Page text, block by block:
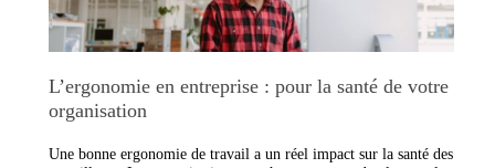
L’ergonomie en entreprise : pour la santé de votre
organisation
Une bonne ergonomie de travail a un réel impact sur la santé des